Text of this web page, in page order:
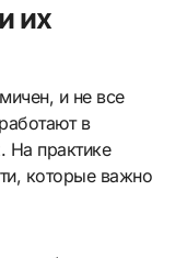
их
и не все
в
На практике
которые важно